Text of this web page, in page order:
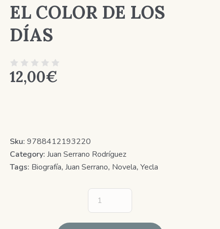
EL COLOR DE LOS
DÍAS
12,00€
Sku: 9788412193220
Category: Juan Serrano Rodríguez
Tags: Biografía, Juan Serrano, Novela, Yecla